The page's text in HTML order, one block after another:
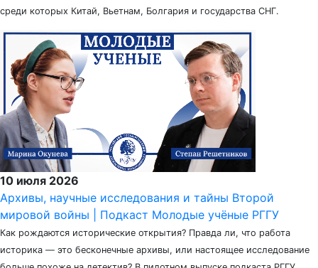
среди которых Китай, Вьетнам, Болгария и государства СНГ.
10 июля 2026
Архивы, научные исследования и тайны Второй
мировой войны | Подкаст Молодые учёные РГГУ
Как рождаются исторические открытия? Правда ли, что работа
историка — это бесконечные архивы, или настоящее исследование